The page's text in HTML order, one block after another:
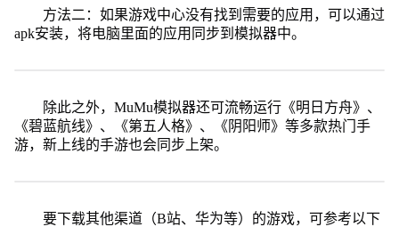
方法二：如果游戏中心没有找到需要的应用，可以通过
apk安装，将电脑里面的应用同步到模拟器中。
除此之外，MuMu模拟器还可流畅运行《明日方舟》、
《碧蓝航线》、《第五人格》、《阴阳师》等多款热门手
游，新上线的手游也会同步上架。
要下载其他渠道（B站、华为等）的游戏，可参考以下